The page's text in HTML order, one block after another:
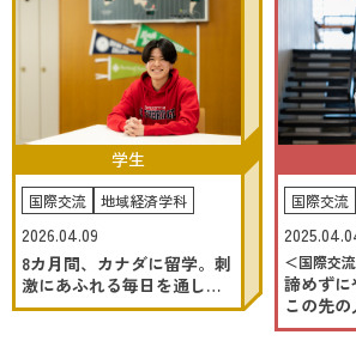
2026.8.8 (SAT)-
お申し込み・詳細
学生
国際交流 地域経済学科
2026.04.09
8カ月間、カナダに留学。刺
激にあふれる毎日を通して
自分と向き合いました。
国際交流
＜国際交
諦めず
この先
る財産で